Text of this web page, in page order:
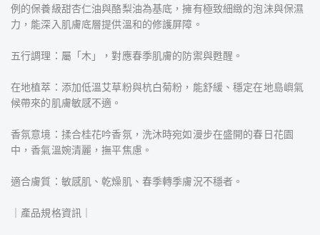
例的保養級甜杏仁油與酪梨油為基底，擁有極致細緻的泡沫與保濕
力，能深入肌膚底層提供溫和的修護屏障。
五行調理：屬「木」，對應春季肌膚的防禦與甦醒。
在地植萃：添加低溫艾草粉與杭白菊粉，能舒緩、穩定在地島嶼氣
候帶來的肌膚敏感不適。
香氛意境：揉合桂花吟香氛，洗沐時宛如漫步在盛開的春日花園
中，香氣溫婉清麗，撫平焦慮。
適合膚質：敏感肌、乾燥肌、春季轉季膚況不穩者。
｜產品規格資訊｜